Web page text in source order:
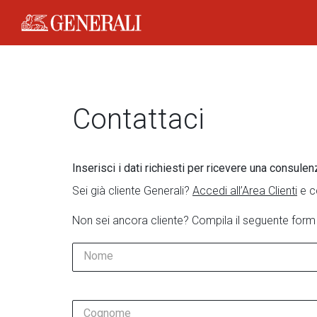
Generali Logo
Contattaci
Inserisci i dati richiesti per ricevere una
Sei già cliente Generali? Accedi all’Area Clienti e
Non sei ancora cliente? Compila il seguente form
Nome
Cognome